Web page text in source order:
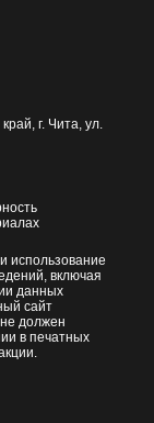
г. Чита, ул.
использование
включая
данных
сайт
должен
в печатных